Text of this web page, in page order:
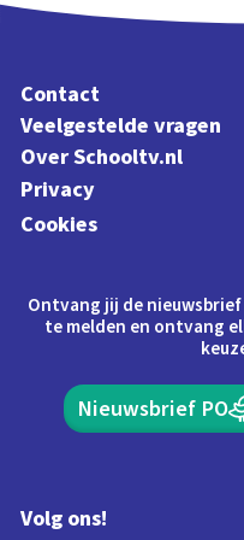
Contact
Veelgestelde vragen
Over Schooltv.nl
Privacy
Cookies
Ontvang jij de
te melden en ontvang
Nieuwsbrief PO
Volg ons!